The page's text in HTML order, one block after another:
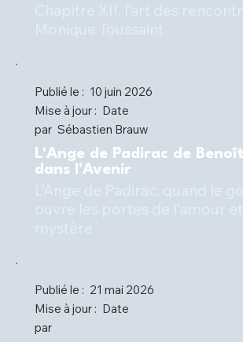
Publié le : 10 juin 2026
Mise à jour : Date
par Sébastien Brauw
L'Ange de Padirac de
dans l'Avenir
Publié le : 21 mai 2026
Mise à jour : Date
par